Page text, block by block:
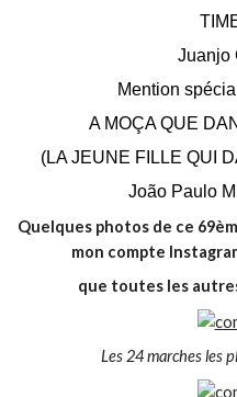
Juanjo
Mention
A MOÇA QUE
(LA JEUNE FILLE QUI
João Paulo
Quelques photos de ce
mon compte
que toutes les
Les 24 marches les